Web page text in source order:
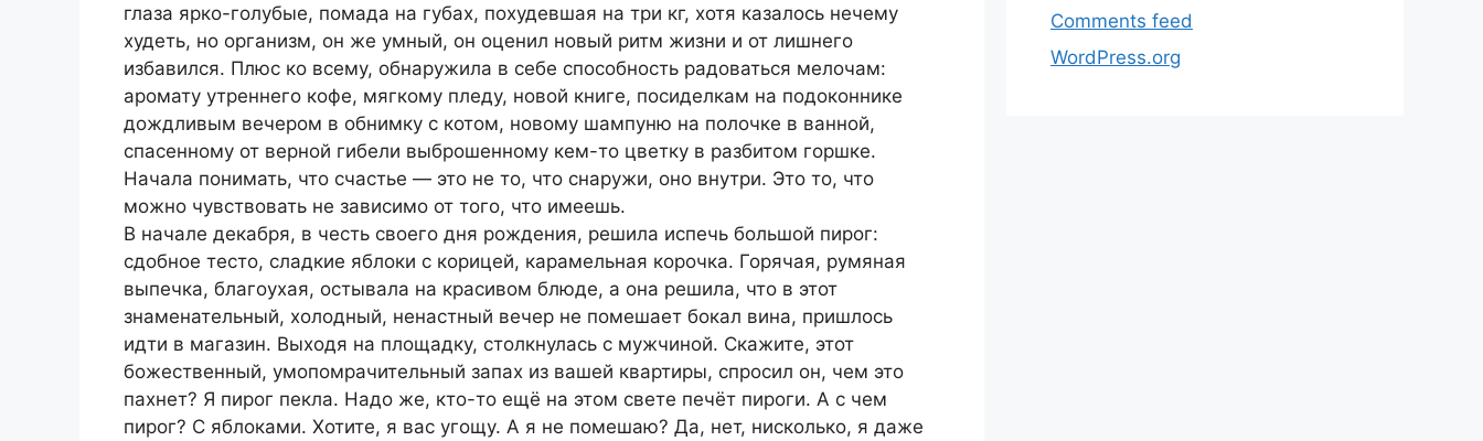
глаза ярко-голубые, помада на губах, похудевшая на три кг, хотя казалось нечему
худеть, но организм, он же умный, он оценил новый ритм жизни и от лишнего
избавился. Плюс ко всему, обнаружила в себе способность радоваться мелочам:
аромату утреннего кофе, мягкому пледу, новой книге, посиделкам на подоконнике
дождливым вечером в обнимку с котом, новому шампуню на полочке в ванной,
спасенному от верной гибели выброшенному кем-то цветку в разбитом горшке.
Начала понимать, что счастье — это не то, что снаружи, оно внутри. Это то, что
можно чувствовать не зависимо от того, что имеешь.
В начале декабря, в честь своего дня рождения, решила испечь большой пирог:
сдобное тесто, сладкие яблоки с корицей, карамельная корочка. Горячая, румяная
выпечка, благоухая, остывала на красивом блюде, а она решила, что в этот
знаменательный, холодный, ненастный вечер не помешает бокал вина, пришлось
идти в магазин. Выходя на площадку, столкнулась с мужчиной. Скажите, этот
божественный, умопомрачительный запах из вашей квартиры, спросил он, чем это
пахнет? Я пирог пекла. Надо же, кто-то ещё на этом свете печёт пироги. А с чем
пирог? С яблоками. Хотите, я вас угощу. А я не помешаю? Да, нет, нисколько, я даже
Comments feed
WordPress.org